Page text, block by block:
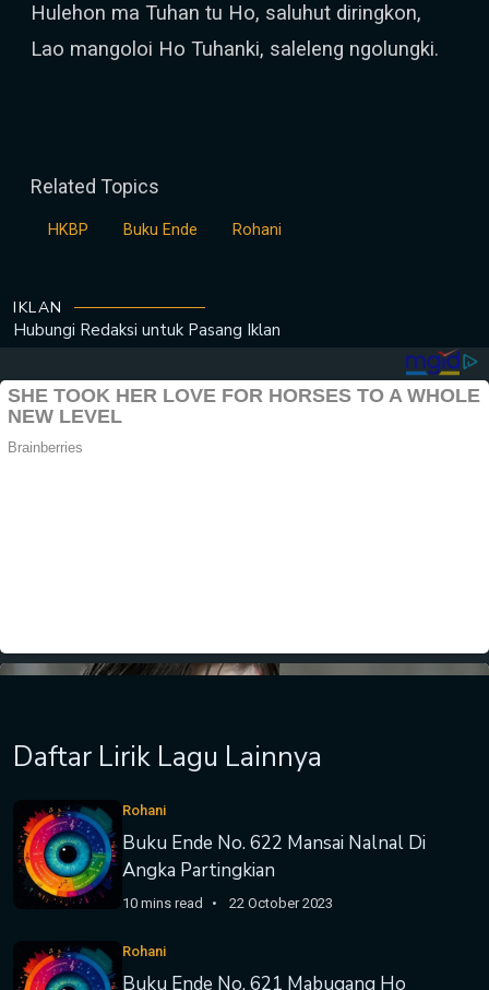
Hulehon ma Tuhan tu Ho, saluhut diringkon,
Lao mangoloi Ho Tuhanki, saleleng ngolungki.
Related Topics
HKBP Buku Ende Rohani
IKLAN
Hubungi Redaksi untuk Pasang Iklan
Daftar Lirik Lagu Lainnya
Rohani
Buku Ende No. 622 Mansai Nalnal Di
Angka Partingkian
10 mins read 22 October 2023
Rohani
Buku Ende No. 621 Mabugang Ho